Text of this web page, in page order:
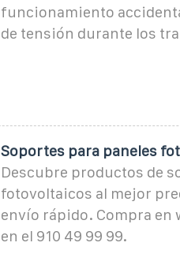
funcionamiento
de tensión durante los
Soportes para paneles
Descubre productos de
fotovoltaicos al mejor
envío rápido. Compra en
en el 910 49 99 99.